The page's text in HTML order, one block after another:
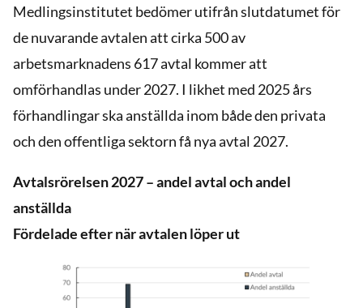
Medlingsinstitutet bedömer utifrån slutdatumet för
de nuvarande avtalen att cirka 500 av
arbetsmarknadens 617 avtal kommer att
omförhandlas under 2027. I likhet med 2025 års
förhandlingar ska anställda inom både den privata
och den offentliga sektorn få nya avtal 2027.
Avtalsrörelsen 2027 – andel avtal och andel
anställda
Fördelade efter när avtalen löper ut